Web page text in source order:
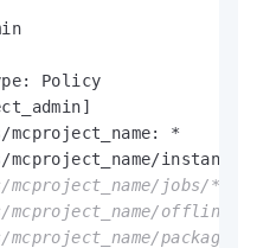
Policy
/mcproject_name: *
/mcproject_name/instances
jobs/*: *